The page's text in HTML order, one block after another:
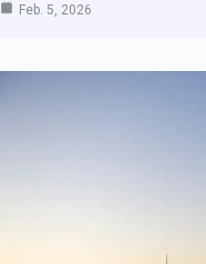
Feb. 5, 2026